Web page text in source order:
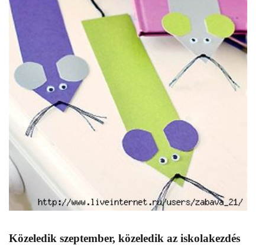
Közeledik szeptember, közeledik az iskolakezdés